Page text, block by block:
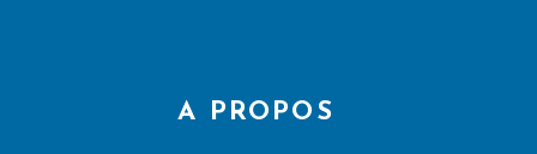
A PROPOS